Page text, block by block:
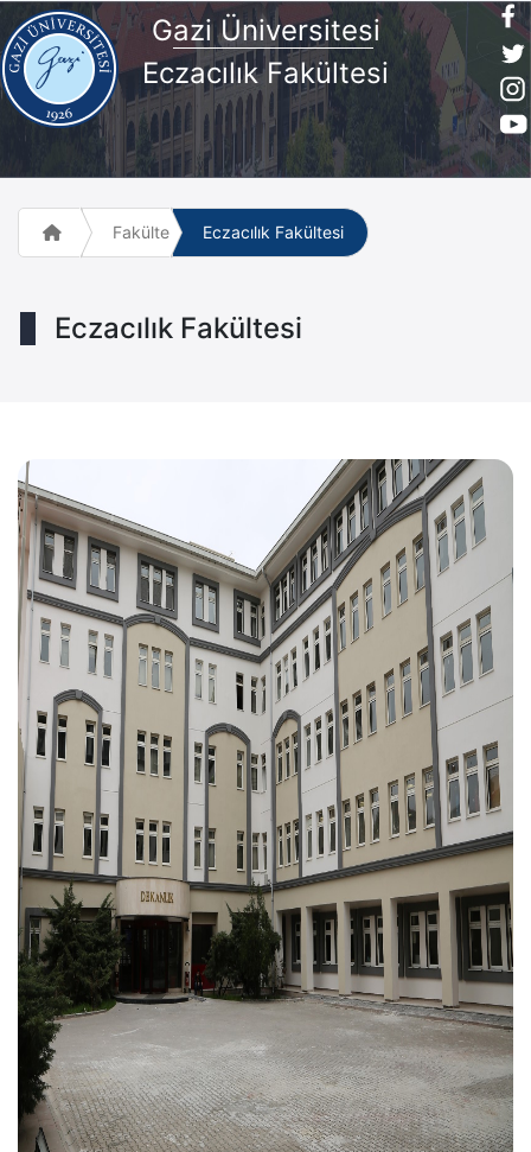
Gazi Üniversitesi
Eczacılık Fakültesi
Fakülte ve Meslek Yüksek Okulları
Eczacılık Fakültesi
Eczacılık Fakültesi